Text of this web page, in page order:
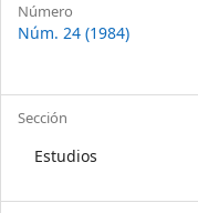
Número
Núm. 24 (1984)
Sección
Estudios